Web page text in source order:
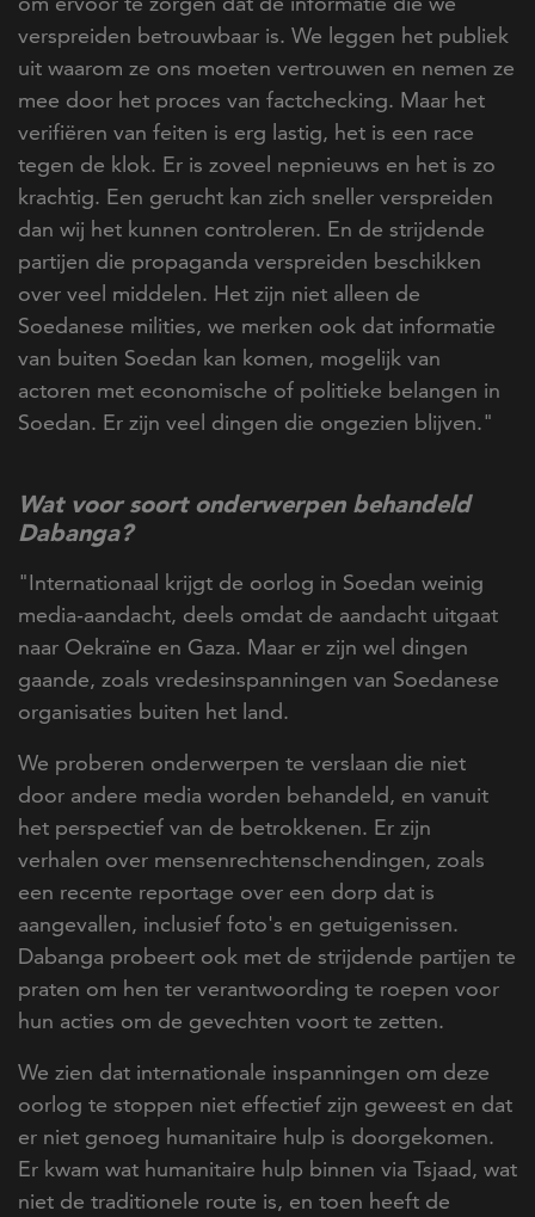
verspreiden betrouwbaar is. We leggen het publiek
uit waarom ze ons moeten vertrouwen en nemen ze
mee door het proces van factchecking. Maar het
verifiëren van feiten is erg lastig, het is een race
tegen de klok. Er is zoveel nepnieuws en het is zo
krachtig. Een gerucht kan zich sneller verspreiden
dan wij het kunnen controleren. En de strijdende
partijen die propaganda verspreiden beschikken
over veel middelen. Het zijn niet alleen de
Soedanese milities, we merken ook dat informatie
van buiten Soedan kan komen, mogelijk van
actoren met economische of politieke belangen in
Soedan. Er zijn veel dingen die ongezien blijven."
Wat voor soort onderwerpen behandeld
Dabanga?
"Internationaal krijgt de oorlog in Soedan weinig
media-aandacht, deels omdat de aandacht uitgaat
naar Oekraïne en Gaza. Maar er zijn wel dingen
gaande, zoals vredesinspanningen van Soedanese
organisaties buiten het land.
We proberen onderwerpen te verslaan die niet
door andere media worden behandeld, en vanuit
het perspectief van de betrokkenen. Er zijn
verhalen over mensenrechtenschendingen, zoals
een recente reportage over een dorp dat is
aangevallen, inclusief foto's en getuigenissen.
Dabanga probeert ook met de strijdende partijen te
praten om hen ter verantwoording te roepen voor
hun acties om de gevechten voort te zetten.
We zien dat internationale inspanningen om deze
oorlog te stoppen niet effectief zijn geweest en dat
er niet genoeg humanitaire hulp is doorgekomen.
Er kwam wat humanitaire hulp binnen via Tsjaad, wat
niet de traditionele route is, en toen heeft de